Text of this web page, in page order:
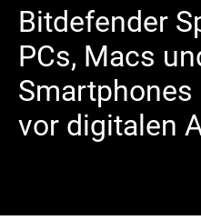
Bitdefender
PCs, Macs
vor digitalen